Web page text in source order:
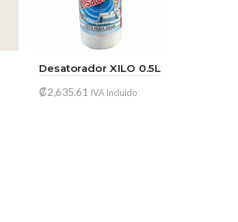
Desatorador XILO 0.5L
₡2,635.61 IVA Incluido